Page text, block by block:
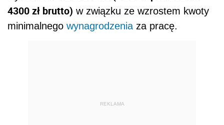
4300 zł brutto) w związku ze wzrostem kwoty
minimalnego wynagrodzenia za pracę.
REKLAMA